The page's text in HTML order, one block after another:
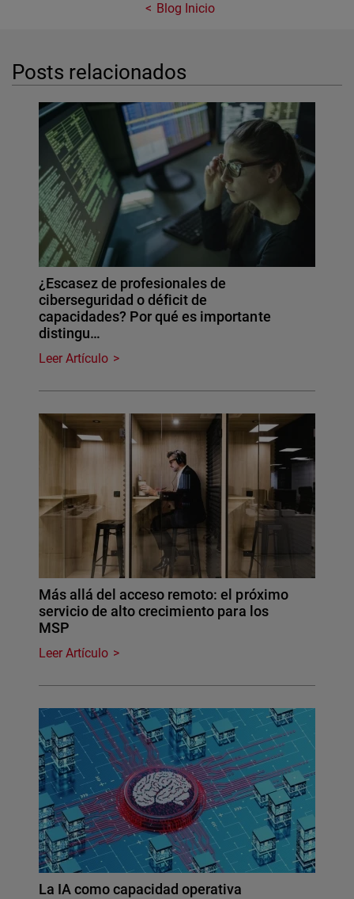
Blog Inicio
Posts relacionados
¿Escasez de profesionales de
ciberseguridad o déficit de
capacidades? Por qué es importante
distingu…
Leer Artículo
Más allá del acceso remoto: el próximo
servicio de alto crecimiento para los
MSP
Leer Artículo
La IA como capacidad operativa